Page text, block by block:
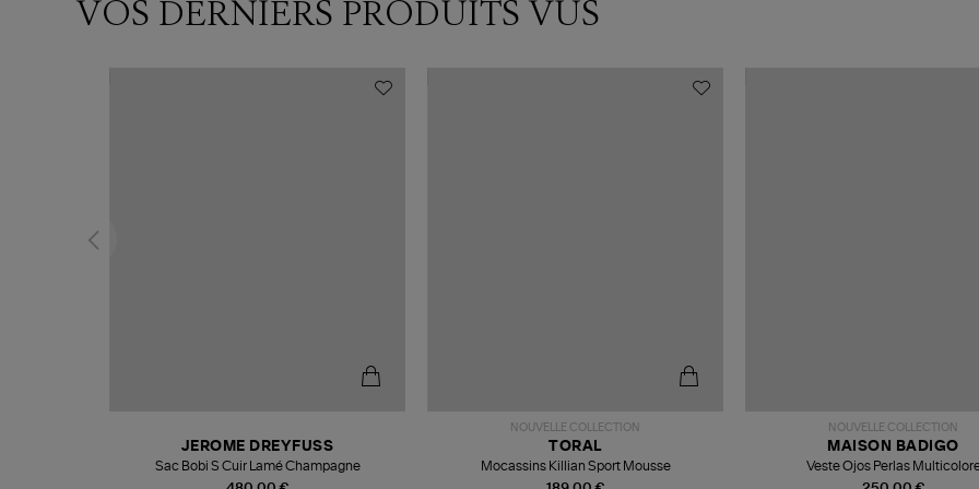
VOS DERNIERS PRODUITS VUS
JEROME DREYFUSS
Sac Bobi S Cuir Lamé Champagne
NOUVELLE COLLECTION
TORAL
Mocassins Killian Sport Mousse
NOUVELLE COLLECTION
MAISON BADIGO
Veste Ojos Perlas